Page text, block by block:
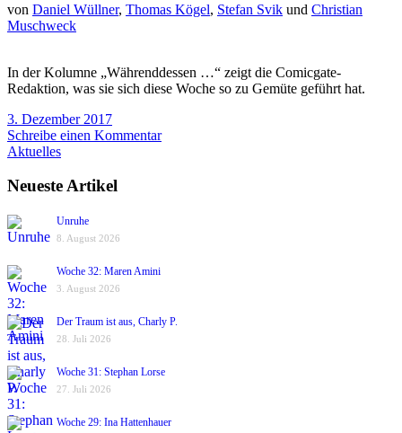
von Daniel Wüllner, Thomas Kögel, Stefan Svik und Christian
Muschweck
In der Kolumne „Währenddessen …“ zeigt die Comicgate-
Redaktion, was sie sich diese Woche so zu Gemüte geführt hat.
3. Dezember 2017
Schreibe einen Kommentar
Aktuelles
Neueste Artikel
Unruhe
8. August 2026
Woche 32: Maren Amini
3. August 2026
Der Traum ist aus, Charly P.
28. Juli 2026
Woche 31: Stephan Lorse
27. Juli 2026
Woche 29: Ina Hattenhauer